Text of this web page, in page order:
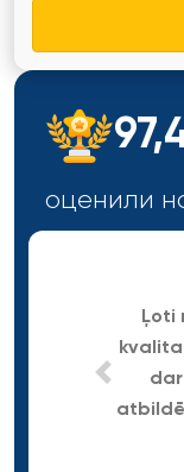
оценили
Ļoti